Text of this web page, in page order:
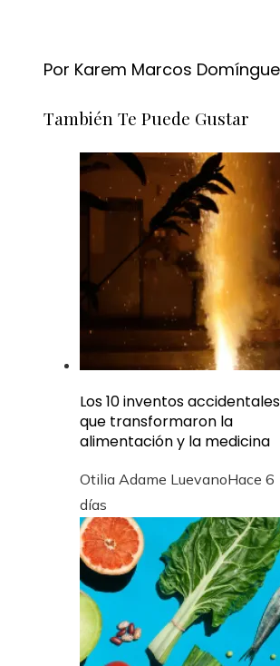
Por Karem Marcos
También Te Puede Gustar
Los 10 inventos accidentales
que transformaron la
alimentación y la medicina
Otilia Adame LuevanoHace 6
días